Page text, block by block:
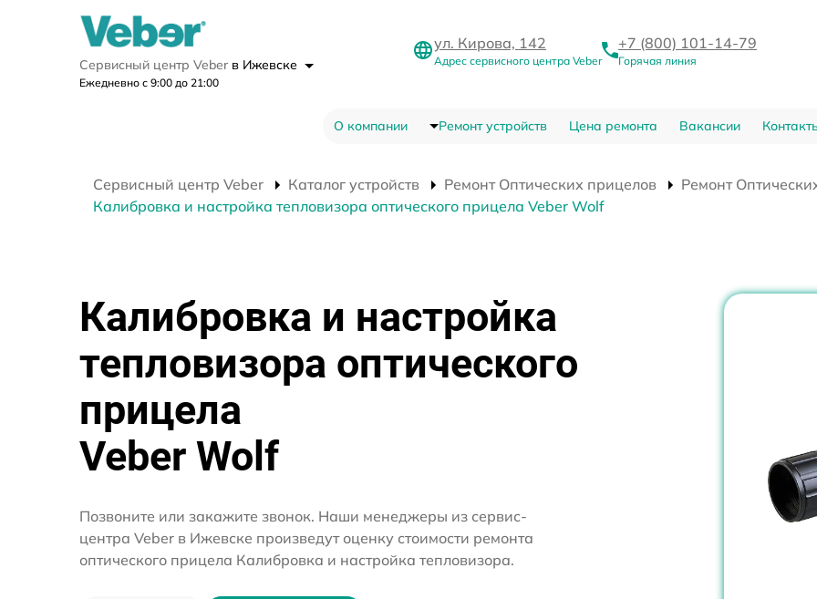
Сервисный центр Veber в Ижевске
Ежедневно с 9:00 до 21:00
ул. Кирова, 142
Адрес сервисного центра Veber
+7 (800) 101-14-79
Горячая линия
О компании Ремонт устройств Цена ремонта Вакансии
Сервисный центр Veber Каталог устройств Ремонт Оптических прицелов
Ремонт
Калибровка и настройка тепловизора оптического прицела Veber Wolf
Калибровка и настройка
тепловизора оптического
прицела
Veber Wolf
Позвоните или закажите звонок. Наши менеджеры из сервис-
центра Veber в Ижевске произведут оценку стоимости ремонта
оптического прицела Калибровка и настройка тепловизора.